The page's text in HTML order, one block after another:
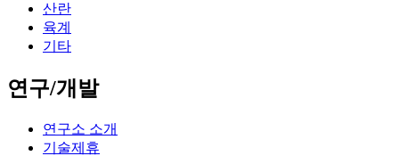
산란
육계
기타
연구/개발
연구소 소개
기술제휴